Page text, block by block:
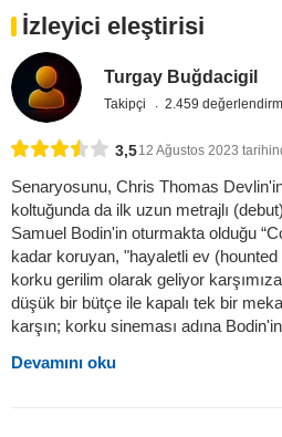
İzleyici eleştirisi
Turgay Buğdacigil
Takipçi 2.459
3,512 Ağustos 2023
Senaryosunu, Chris Thomas
koltuğunda da ilk uzun metrajlı
Samuel Bodin'in oturmakta olduğu
kadar koruyan, "hayaletli ev
korku gerilim olarak geliyor
düşük bir bütçe ile kapalı tek bir
karşın; korku sineması adına
Devamını oku